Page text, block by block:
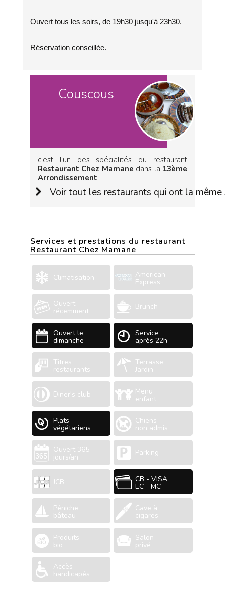
Ouvert tous les soirs, de 19h30 jusqu'à 23h30.
Réservation conseillée.
Couscous
c'est l'un des spécialités du restaurant
Restaurant Chez Mamane dans la 13ème
Arrondissement.
Voir tout les restaurants qui ont la même
Services et prestations du restaurant
Restaurant Chez Mamane
Climatisation American
Express
Ouvert
récemment Brunch
Ouvert le
dimanche
Service
après 22h
Titres
restaurants
Terrasse
Jardin
Diner's club Menu
enfant
Plats
végétariens
Chiens
non admis
Ouvert 365
jours/an Parking
JCB CB - VISA
EC - MC
Péniche
bâteau
Cave à
cigares
Produits
bio
Salon
privé
Accès
handicapés